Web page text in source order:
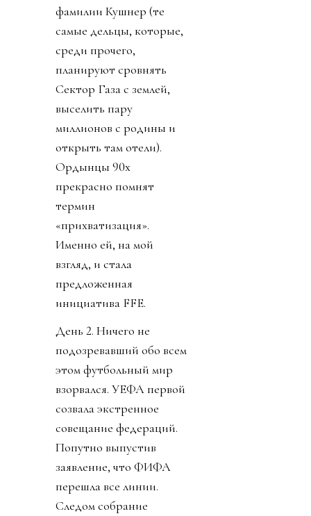
фамилии Кушнер (те
самые дельцы, которые,
среди прочего,
планируют сровнять
Сектор Газа с землей,
выселить пару
миллионов с родины и
открыть там отели).
Ордынцы 90х
прекрасно помнят
термин
«прихватизация».
Именно ей, на мой
взгляд, и стала
предложенная
инициатива FFE.
День 2. Ничего не
подозревавший обо всем
этом футбольный мир
взорвался. УЕФА первой
созвала экстренное
совещание федераций.
Попутно выпустив
заявление, что ФИФА
перешла все линии.
Следом собрание